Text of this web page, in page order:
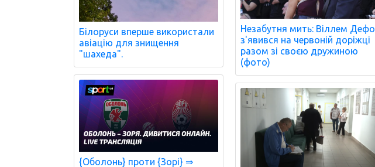
Білоруси вперше використали
авіацію для знищення
"шахеда".
{Оболонь} проти {Зорі} ⇒
Незабутня мить: Віллем Дефо
з'явився на червоній доріжці
разом зі своєю дружиною
(фото)